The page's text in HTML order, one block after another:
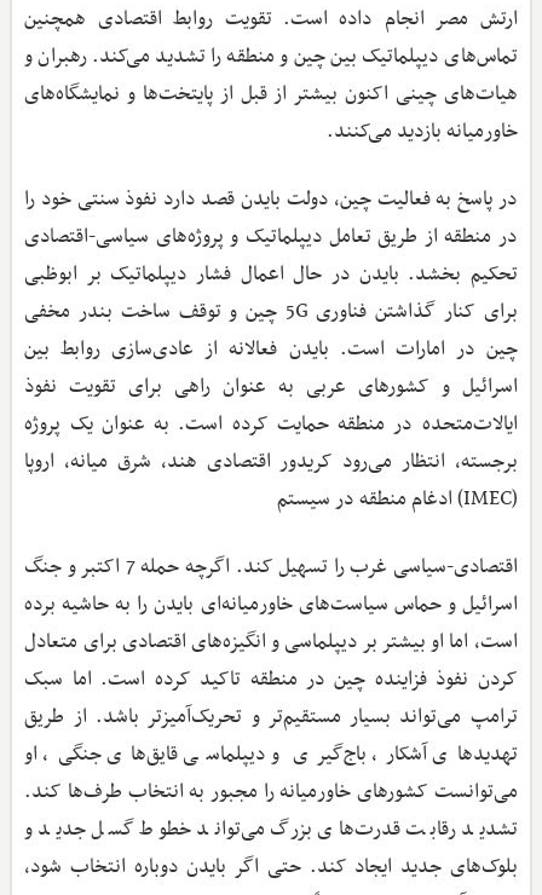
ارتش مصر انجام داده است. تقویت روابط اقتصادی همچنین
تماس‌های دیپلماتیک بین چین و منطقه را تشدید می‌کند. رهبران و
هیات‌های چینی اکنون بیشتر از قبل از پایتخت‌ها و نمایشگاه‌های
خاورمیانه بازدید می‌کنند.
در پاسخ به فعالیت چین، دولت بایدن قصد دارد نفوذ سنتی خود را
در منطقه از طریق تعامل دیپلماتیک و پروژه‌های سیاسی-اقتصادی
تحکیم بخشد. بایدن در حال اعمال فشار دیپلماتیک بر ابوظبی
برای کنار گذاشتن فناوری 5G چین و توقف ساخت بندر مخفی
چین در امارات است. بایدن فعالانه از عادی‌سازی روابط بین
اسرائیل و کشورهای عربی به عنوان راهی برای تقویت نفوذ
ایالات‌متحده در منطقه حمایت کرده است. به عنوان یک پروژه
برجسته، انتظار می‌رود کریدور اقتصادی هند، شرق میانه، اروپا
(IMEC) ادغام منطقه در سیستم
اقتصادی-سیاسی غرب را تسهیل کند. اگرچه حمله 7 اکتبر و جنگ
اسرائیل و حماس سیاست‌های خاورمیانه‌ای بایدن را به حاشیه برده
است، اما او بیشتر بر دیپلماسی و انگیزه‌های اقتصادی برای متعادل
کردن نفوذ فزاینده چین در منطقه تاکید کرده است. اما سبک
ترامپ می‌تواند بسیار مستقیم‌تر و تحریک‌آمیزتر باشد. از طریق
تهدیدهای آشکار، باج‌گیری و دیپلماسی قایق‌های جنگی، او
می‌توانست کشورهای خاورمیانه را مجبور به انتخاب طرف‌ها کند.
تشدید رقابت قدرت‌های بزرگ می‌تواند خطوط گسل جدید و
بلوک‌های جدید ایجاد کند. حتی اگر بایدن دوباره انتخاب شود،